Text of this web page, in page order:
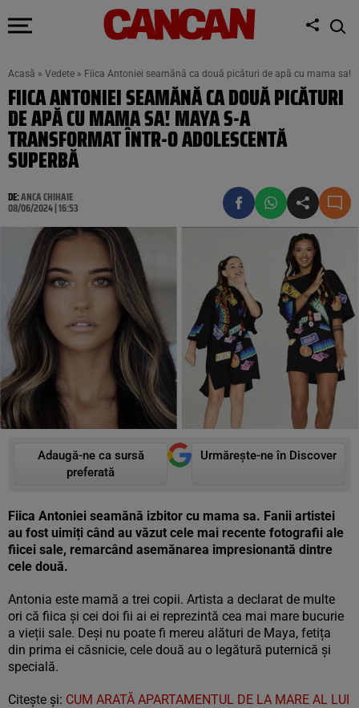
Acasă » Vedete » Fiica Antoniei seamănă ca două picături de apă cu mama sa!
FIICA ANTONIEI SEAMĂNĂ CA DOUĂ PICĂTURI
DE APĂ CU MAMA SA! MAYA S-A
TRANSFORMAT ÎNTR-O ADOLESCENTĂ
SUPERBĂ
DE:ANCA CHIHAIE
08/06/2024 | 16:53
Adaugă-ne ca sursă
preferată
Urmărește-ne în Discover
Fiica Antoniei seamănă izbitor cu mama sa. Fanii artistei
au fost uimiți când au văzut cele mai recente fotografii ale
fiicei sale, remarcând asemănarea impresionantă dintre
cele două.
Antonia este mamă a trei copii. Artista a declarat de multe
ori că fiica și cei doi fii ai ei reprezintă cea mai mare bucurie
a vieții sale. Deși nu poate fi mereu alături de Maya, fetița
din prima ei căsnicie, cele două au o legătură puternică și
specială.
Citește și: CUM ARATĂ APARTAMENTUL DE LA MARE AL LUI